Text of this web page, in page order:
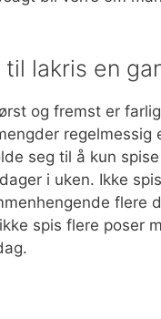
lakris en
og fremst er
regelmessig
seg til å kun
i uken. Ikke
flere
spis flere poser